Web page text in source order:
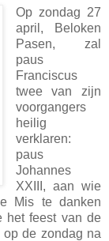
Op zondag 27
april, Beloken
Pasen, zal
paus
Franciscus
twee van zijn
voorgangers
heilig
verklaren:
paus
Johannes
XXIII, aan wie
Mis te danken
het feest van de
de zondag na